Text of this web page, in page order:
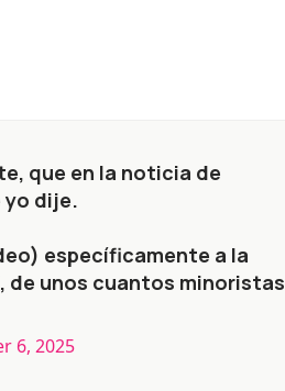
que en la noticia de
yo dije.
específicamente a la
de unos cuantos minoristas
6, 2025